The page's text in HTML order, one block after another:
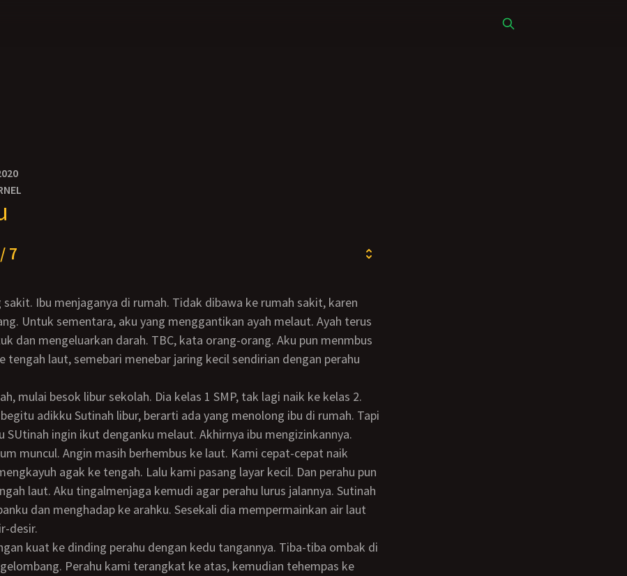
7
Untuk sementara, aku yang menggantikan ayah melaut. Ayah terus
dan mengeluarkan darah. TBC, kata orang-orang. Aku pun menmbus
tengah laut, semebari menebar jaring kecil sendirian dengan perahu
adikku Sutinah libur, berarti ada yang menolong ibu di rumah. Tapi
SUtinah ingin ikut denganku melaut. Akhirnya ibu mengizinkannya.
agak ke tengah. Lalu kami pasang layar kecil. Dan perahu pun
laut. Aku tingalmenjaga kemudi agar perahu lurus jalannya. Sutinah
dan menghadap ke arahku. Sesekali dia mempermainkan air laut
desir.
Perahu kami terangkat ke atas, kemudian tehempas ke